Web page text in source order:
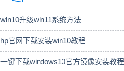
win10升级win11系统方法
hp官网下载安装win10教程
一键下载windows10官方镜像安装教程